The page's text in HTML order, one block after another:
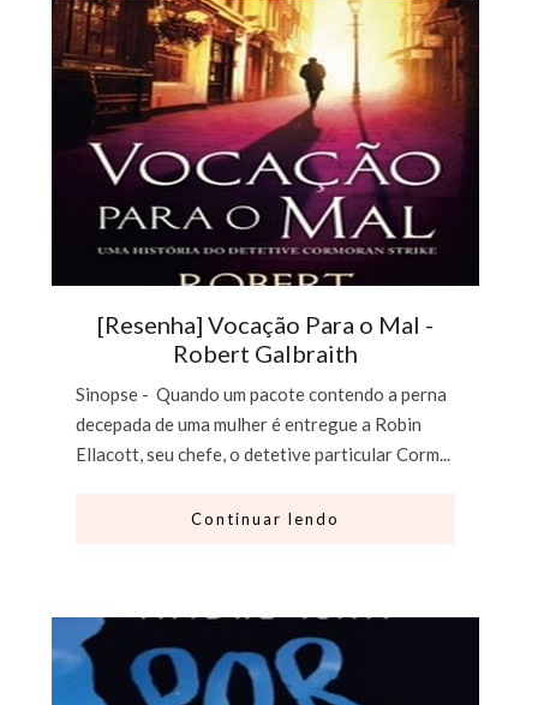
[Resenha] Vocação Para o Mal -
Robert Galbraith
Sinopse - Quando um pacote contendo a perna
decepada de uma mulher é entregue a Robin
Ellacott, seu chefe, o detetive particular Corm...
Continuar lendo